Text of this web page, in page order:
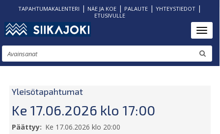
Hyppää
pääsisältöön
TAPAHTUMAKALENTERI | NÄE JA KOE| PALAUTE| YHTEYSTIEDOT|
ETUSIVULLE
Etsi
Yleisötapahtumat
Ke 17.06.2026 klo 17:00
Päättyy
Ke 17.06.2026 klo 20:00